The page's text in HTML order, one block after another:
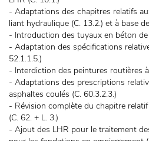
- Adaptations des chapitres relatifs
liant hydraulique (C. 13.2.) et à base
- Introduction des tuyaux en béton de
- Adaptation des spécifications
52.1.1.5.)
- Interdiction des peintures routières
- Adaptations des prescriptions
asphaltes coulés (C. 60.3.2.3.)
- Révision complète du chapitre
(C. 62. + L. 3.)
- Ajout des LHR pour le traitement